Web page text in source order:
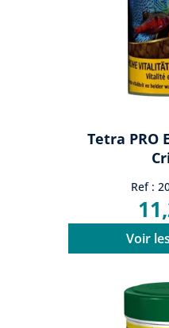
Tetra PRO
Ref :
Voir